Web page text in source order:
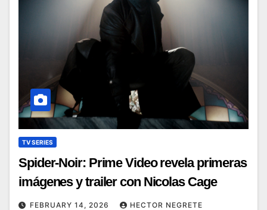
TV SERIES
Spider-Noir: Prime Video revela primeras
imágenes y trailer con Nicolas Cage
FEBRUARY 14, 2026 HECTOR NEGRETE